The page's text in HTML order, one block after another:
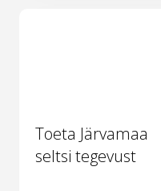
Toeta Järvamaa
seltsi tegevust